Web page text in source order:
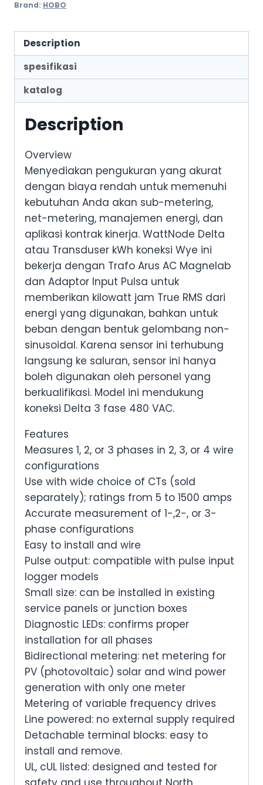
Brand: HOBO
Description
spesifikasi
katalog
Description
Overview
Menyediakan pengukuran yang akurat
dengan biaya rendah untuk memenuhi
kebutuhan Anda akan sub-metering,
net-metering, manajemen energi, dan
aplikasi kontrak kinerja. WattNode Delta
atau Transduser kWh koneksi Wye ini
bekerja dengan Trafo Arus AC Magnelab
dan Adaptor Input Pulsa untuk
memberikan kilowatt jam True RMS dari
energi yang digunakan, bahkan untuk
beban dengan bentuk gelombang non-
sinusoidal. Karena sensor ini terhubung
langsung ke saluran, sensor ini hanya
boleh digunakan oleh personel yang
berkualifikasi. Model ini mendukung
koneksi Delta 3 fase 480 VAC.
Features
Measures 1, 2, or 3 phases in 2, 3, or 4 wire
configurations
Use with wide choice of CTs (sold
separately); ratings from 5 to 1500 amps
Accurate measurement of 1-,2-, or 3-
phase configurations
Easy to install and wire
Pulse output: compatible with pulse input
logger models
Small size: can be installed in existing
service panels or junction boxes
Diagnostic LEDs: confirms proper
installation for all phases
Bidirectional metering: net metering for
PV (photovoltaic) solar and wind power
generation with only one meter
Metering of variable frequency drives
Line powered: no external supply required
Detachable terminal blocks: easy to
install and remove.
UL, cUL listed: designed and tested for